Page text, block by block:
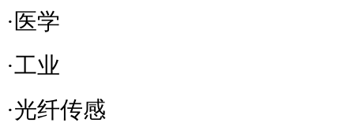
·医学
·工业
·光纤传感